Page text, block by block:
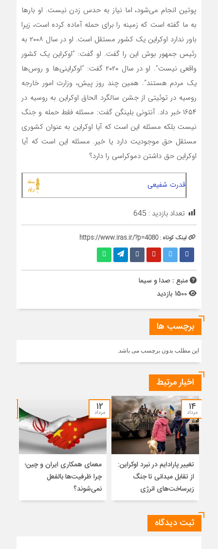
پوتین انجام می‌شود، اما نیاز به حدس زدن نیست. او بار‌ها
به ما گفته است که زمینه را برای حمله آماده کرده است، زیرا
باور ندارد اوکراین یک کشور مستقل است. او در سال ۲۰۰۸ به
رئیس جمهور بوش این را گفت. او گفت: ”اوکراین یک کشور
واقعی نیست”. او در سال ۲۰۲۰ گفت: ”اوکراینی‌ها و روس‌ها
یک مردم هستند“. همین چند روز پیش، وزارت امور خارجه
روسیه در توئیتی از جشن سالگرد الحاق اوکراین به روسیه در
۱۶۵۴ خبر داد. آنتونی بلینگن گفت: مسئله فقط حمله و جنگ
نیست بلکه مسئله این است که آیا اوکراین به عنوان کشوری
مستقل حق موجودیت دارد یا خیر. مسئله این است که آیا
اوکراین حق داشتن دموکراسی را دارد؟
قدرت شفیعی
تعداد بازدید : 645
لینک کوتاه :https://www.iras.ir/?p=4080
منبع : صدا و سیما
برچسب ها
این مطلب بدون برچسب می باشد.
اخبار مرتبط
۱۴
مرداد
تغییر پارادایم در نبرد اوکراین:
از تقابل میدانی تا جنگ
زیرساخت‌های انرژی
۱۲
مرداد
معمای همکاری ایران و چین؛
چرا ظرفیت‌ها بالفعل
نمی‌شوند؟
ثبت دیدگاه